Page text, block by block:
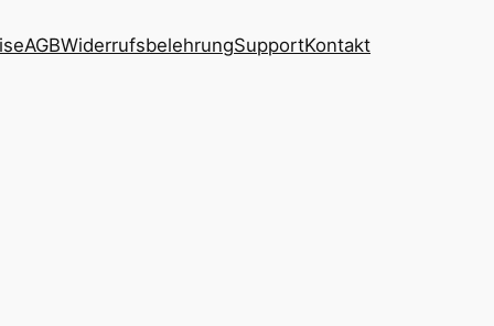
AGBWiderrufsbelehrungSupportKontakt